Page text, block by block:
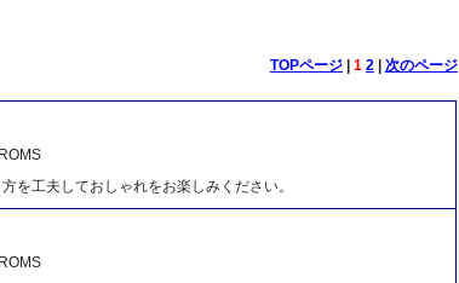
TOPページ| 1 2| 次のページ
を工夫しておしゃれをお楽しみください。